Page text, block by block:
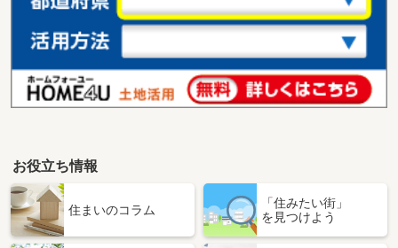
お役立ち情報
住まいのコラム
「住みたい街」
を見つけよう